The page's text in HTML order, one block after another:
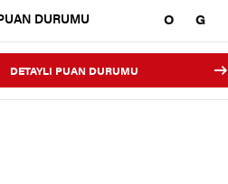
DURUMU O G
DETAYLI PUAN DURUMU